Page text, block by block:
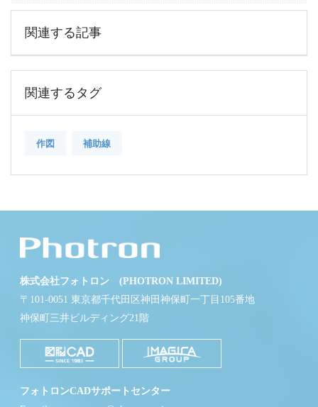
関連する記事
関連するタグ
作図 補助線
株式会社フォトロン (PHOTRON LIMITED)
〒101-0051 東京都千代田区神田神保町一丁目105番地
神保町三井ビルディング21階
フォトロンCADサポートセンター